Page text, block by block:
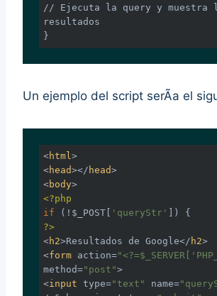
// Ejecuta la query y muestra
resultados
}
Un ejemplo del script serÃ­a el
<html>
<head></ head>
<body>
<?php
if (!$_POST[ 'queryStr'
?>
<h2>Resultados de Google</ h2>
<form action=
method="post">
<input type="text" name=